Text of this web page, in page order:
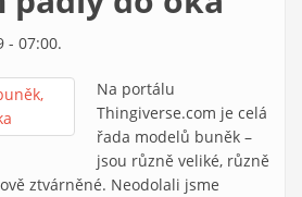
- 07:00.
Na portálu
Thingiverse.com je celá
řada modelů buněk –
jsou různě veliké, různě
ztvárněné. Neodolali jsme